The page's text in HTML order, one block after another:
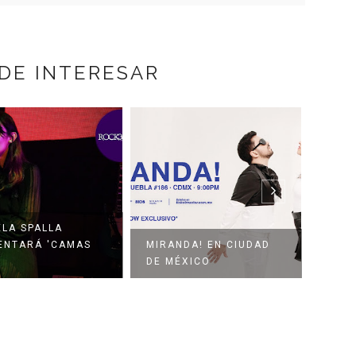
INTERESAR
SPALLA
'CAMAS
MIRANDA! EN CIUDAD
DE MÉXICO